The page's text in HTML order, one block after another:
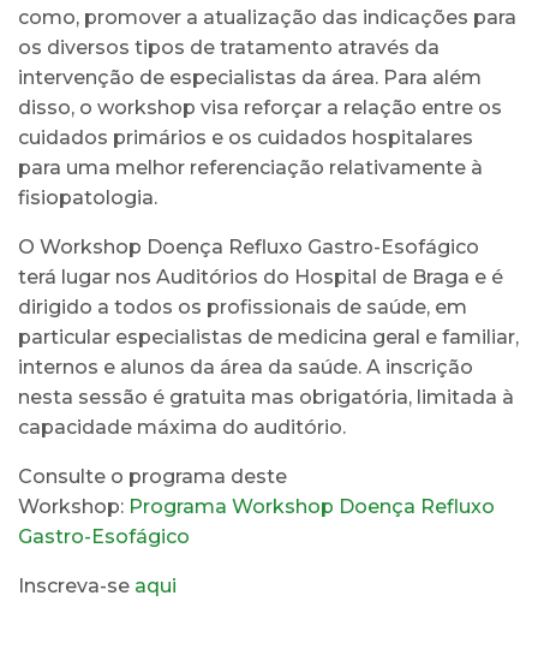
como, promover a atualização das indicações para
os diversos tipos de tratamento através da
intervenção de especialistas da área. Para além
disso, o workshop visa reforçar a relação entre os
cuidados primários e os cuidados hospitalares
para uma melhor referenciação relativamente à
fisiopatologia.
O Workshop Doença Refluxo Gastro-Esofágico
terá lugar nos Auditórios do Hospital de Braga e é
dirigido a todos os profissionais de saúde, em
particular especialistas de medicina geral e familiar,
internos e alunos da área da saúde. A inscrição
nesta sessão é gratuita mas obrigatória, limitada à
capacidade máxima do auditório.
Consulte o programa deste
Workshop: Programa Workshop Doença Refluxo
Gastro-Esofágico
Inscreva-se aqui